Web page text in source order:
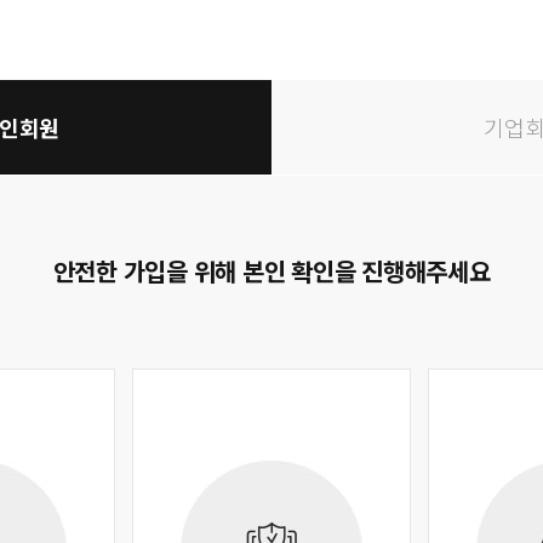
회원 기업
안전한 가입을 위해 본인 확인을 진행해주세요